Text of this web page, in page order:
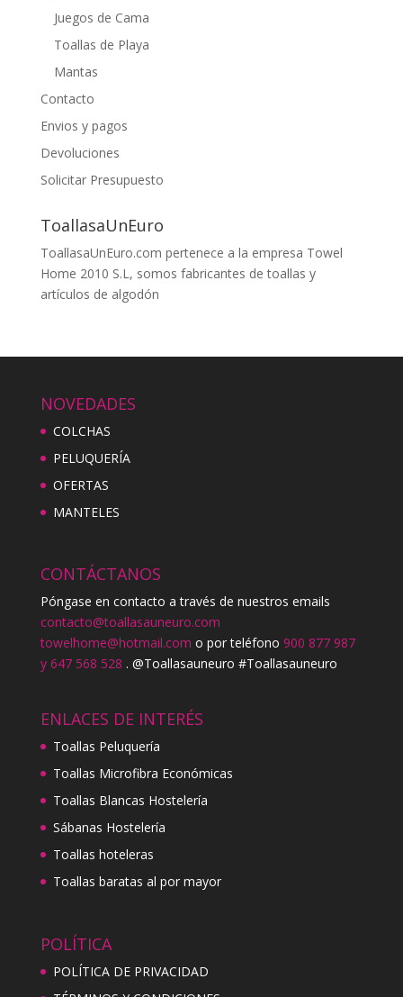
Juegos de Cama
Toallas de Playa
Mantas
Contacto
Envios y pagos
Devoluciones
Solicitar Presupuesto
ToallasaUnEuro
ToallasaUnEuro.com pertenece a la empresa Towel
Home 2010 S.L, somos fabricantes de toallas y
artículos de algodón
NOVEDADES
COLCHAS
PELUQUERÍA
OFERTAS
MANTELES
CONTÁCTANOS
Póngase en contacto a través de nuestros emails
contacto@toallasauneuro.com
towelhome@hotmail.com o por teléfono 900 877 987
y 647 568 528 . @Toallasauneuro #Toallasauneuro
ENLACES DE INTERÉS
Toallas Peluquería
Toallas Microfibra Económicas
Toallas Blancas Hostelería
Sábanas Hostelería
Toallas hoteleras
Toallas baratas al por mayor
POLÍTICA
POLÍTICA DE PRIVACIDAD